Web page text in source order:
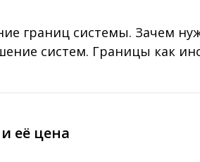
границ системы. Зачем
систем. Границы как
её цена